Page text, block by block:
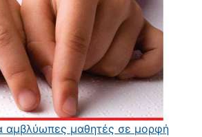
αμβλύωπες μαθητές σε μορφή